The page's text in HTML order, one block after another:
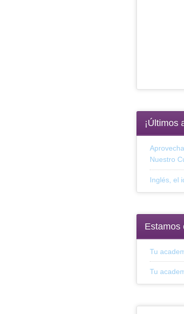
¡Últimos
Nuestro
Inglés, el
Tu
Tu